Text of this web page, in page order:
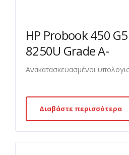
HP Probook 450
8250U Grade A-
Ανακατασκευασμένοι
Διαβάστε περισσότερα